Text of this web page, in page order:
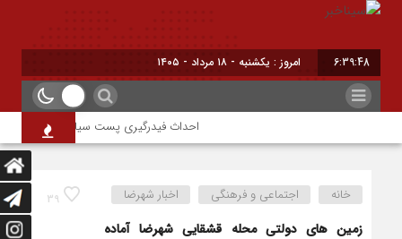
6:39:48 امروز : یکشنبه - ۱۸ مرداد - ۱۴۰۵
احداث فیدرگیری پست سیار شهرک رازی؛
39 خانه اجتماعی و فرهنگی اخبار شهرضا
زمین های دولتی محله قشقایی شهرضا آماده